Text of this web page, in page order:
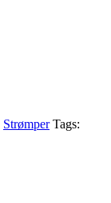
Strømper Tags: